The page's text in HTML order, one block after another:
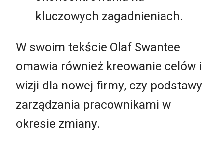
kluczowych zagadnieniach.
W swoim tekście Olaf Swantee
omawia również kreowanie celów i
wizji dla nowej firmy, czy podstawy
zarządzania pracownikami w
okresie zmiany.